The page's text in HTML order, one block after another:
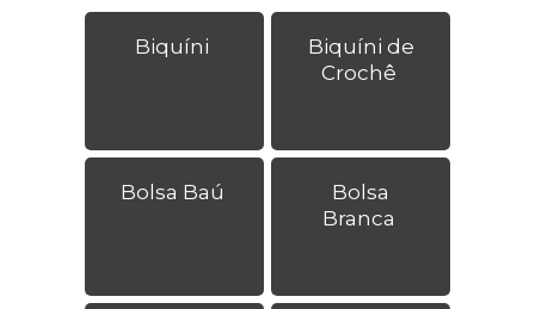
Biquíni
Biquíni de
Crochê
Bolsa Baú
Bolsa
Branca